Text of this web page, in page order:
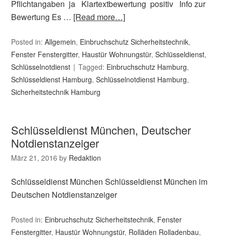
Pflichtangaben ja Klartextbewertung positiv Info zur
Bewertung Es … [Read more…]
Posted in:Allgemein, Einbruchschutz Sicherheitstechnik,
Fenster Fenstergitter, Haustür Wohnungstür,Schlüsseldienst,
Schlüsselnotdienst
Tagged: Einbruchschutz Hamburg,
Schlüsseldienst Hamburg,Schlüsselnotdienst Hamburg,
Sicherheitstechnik Hamburg
Schlüsseldienst München, Deutscher
Notdienstanzeiger
März 21, 2016 by Redaktion
Schlüsseldienst München Schlüsseldienst München im
Deutschen Notdienstanzeiger
Posted in: Einbruchschutz Sicherheitstechnik, Fenster
Fenstergitter, Haustür Wohnungstür, Rolläden Rolladenbau,